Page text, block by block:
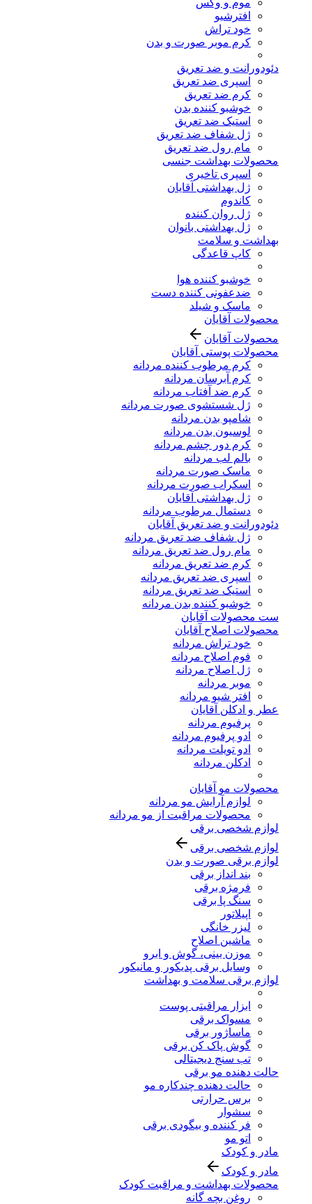
موم و وکس
افترشیو
خود تراش
کرم موبر صورت و بدن
دئودورانت و ضد تعریق
اسپری ضد تعریق
کرم ضد تعریق
خوشبو کننده بدن
استیک ضد تعریق
ژل شفاف ضد تعریق
مام رول ضد تعریق
محصولات بهداشت جنسی
اسپری تاخیری
ژل بهداشتی آقایان
کاندوم
ژل روان کننده
ژل بهداشتی بانوان
بهداشت و سلامت
کاپ قاعدگی
خوشبو کننده هوا
ضدعفونی کننده دست
ماسک و شیلد
محصولات آقایان
محصولات آقایان
محصولات پوستی آقایان
کرم مرطوب کننده مردانه
کرم آبرسان مردانه
کرم ضد آفتاب مردانه
ژل شستشوی صورت مردانه
شامپو بدن مردانه
لوسیون بدن مردانه
کرم دور چشم مردانه
بالم لب مردانه
ماسک صورت مردانه
اسکراب صورت مردانه
ژل بهداشتی آقایان
دستمال مرطوب مردانه
دئودورانت و ضد تعریق آقایان
ژل شفاف ضد تعریق مردانه
مام رول ضد تعریق مردانه
کرم ضد تعریق مردانه
اسپری ضد تعریق مردانه
استیک ضد تعریق مردانه
خوشبو کننده بدن مردانه
ست محصولات آقایان
محصولات اصلاح آقایان
خود تراش مردانه
فوم اصلاح مردانه
ژل اصلاح مردانه
موبر مردانه
افتر شیو مردانه
عطر و ادکلن آقایان
پرفیوم مردانه
ادو پرفیوم مردانه
ادو تویلت مردانه
ادکلن مردانه
محصولات مو آقایان
لوازم آرایش مو مردانه
محصولات مراقبت از مو مردانه
لوازم شخصی برقی
لوازم شخصی برقی
لوازم برقی صورت و بدن
بند انداز برقی
فرمژه برقی
سنگ پا برقی
اپیلاتور
لیزر خانگی
ماشین اصلاح
موزن بینی، گوش و ابرو
وسایل برقی پدیکور و مانیکور
لوازم برقی سلامت و بهداشت
ابزار مراقبتی پوست
مسواک برقی
ماساژور برقی
گوش پاک کن برقی
تب سنج دیجیتالی
حالت دهنده مو برقی
حالت دهنده چندکاره مو
برس حرارتی
سشوار
فر کننده و بیگودی برقی
اتو مو
مادر و کودک
مادر و کودک
محصولات بهداشت و مراقبت کودک
روغن بچه گانه